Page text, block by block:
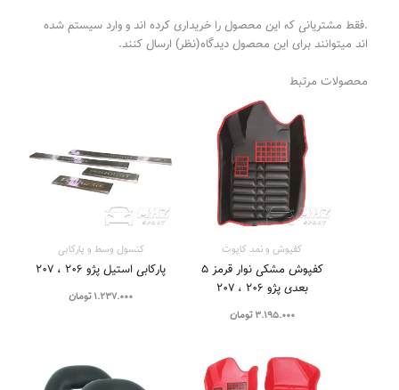
.فقط مشتریانی که این محصول را خریداری کرده اند و وارد سیستم شده
اند میتوانند برای این محصول دیدگاه(نظر) ارسال کنند.
محصولات مرتبط
کفپوش و نمد کاپوت
کفپوش مشکی نوار قرمز ۵
بعدی پژو ۲۰۶ ، ۲۰۷
3.195.000 تومان
کنسول وسط و پارکابی
پارکابی استیل پژو ۲۰۶ ، ۲۰۷
1.237.000تومان